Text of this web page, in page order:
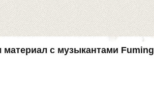
с музыкантами Fuming